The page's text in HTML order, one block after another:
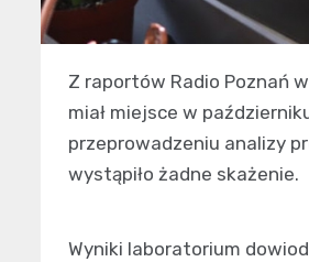
Z raportów Radio Poznań
miał miejsce w
przeprowadzeniu analizy
wystąpiło żadne skażenie.
Wyniki laboratorium